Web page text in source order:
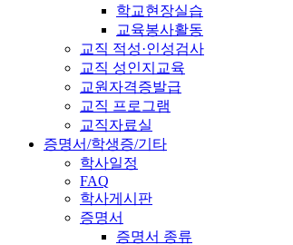
학교현장실습
교육봉사활동
교직 적성·인성검사
교직 성인지교육
교원자격증발급
교직 프로그램
교직자료실
증명서/학생증/기타
학사일정
FAQ
학사게시판
증명서
증명서 종류